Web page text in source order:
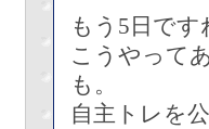
もう5日で
こうやって
も。
自主トレを